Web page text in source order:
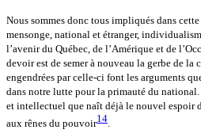
Nous sommes donc tous impliqués dans
mensonge, national et étranger,
l’avenir du Québec, de l’Amérique et de
devoir est de semer à nouveau la gerbe de
engendrées par celle-ci font les arguments
dans notre lutte pour la primauté du national.
et intellectuel que naît déjà le nouvel espoir
aux rênes du pouvoir14